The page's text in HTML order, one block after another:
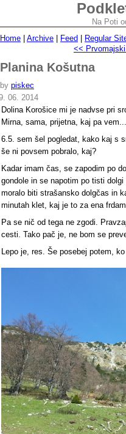
Na Poti
Home
Archive Feed
Regular
<<
Planina Košutna
by piskec
06. 2014
Dolina Korošice mi je nadvse pri
Mirna, sama, prijetna, kaj pa vem...
6.5. sem šel pogledat, kako kaj s
še ni povsem pobralo, kaj?
Kadar imam čas, se zapodim po
gondole in se napotim po tisti
moralo biti strašansko dolgčas in
minutah klet, kaj je to za ena
Pa se nič od tega ne zgodi.
cesti. Tako pač je, ne bom se
Lepo je, res. Še posebej potem,